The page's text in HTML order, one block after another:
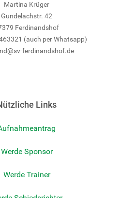
Martina Krüger
Gundelachstr. 42
Ferdinandshof
(auch per Whatsapp)
ferdinandshof.de
Links
Werde Sponsor
Werde Trainer